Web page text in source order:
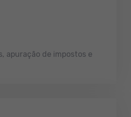
apuração de impostos e